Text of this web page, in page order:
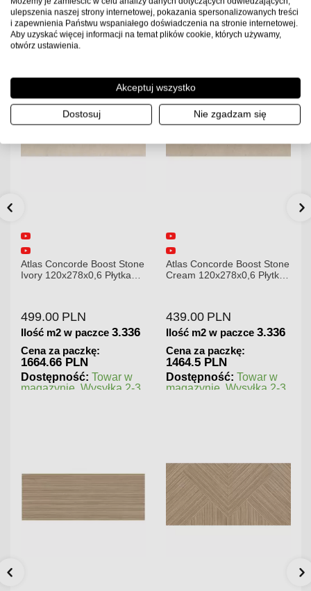
Dostępność: Towar w
magazynie. Wysyłka 2-3
dni.
Dostępność: Towar w
magazynie. Wysyłka 2-3
dni.
Atlas Concorde Boost Stone
Cream 120x278x0,6 Płytka
439.00 PLN
Ilość m2 w paczce 3.336
Cena za paczkę:
1464.5 PLN
Dostępność: Towar w
magazynie. Wysyłka 2-3
Atlas Concorde Brave
Gypsum 75x75 Płytka
180.00 PLN
Ilość m2 w paczce 1.125
Cena za paczkę:
202.5 PLN
Dostępność: Towar w
magazynie. Wysyłka 2-3
ulepszenia naszej strony internetowej, pokazania spersonalizowanych treści
i zapewnienia Państwu wspaniałego doświadczenia na stronie internetowej.
Aby uzyskać więcej informacji na temat plików cookie, których używamy,
otwórz ustawienia.
Akceptuj wszystko
Dostosuj Nie zgadzam się